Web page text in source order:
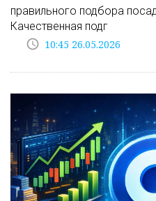
правильного подбора
Качественная подг
access_time 10:45 26.05.2026